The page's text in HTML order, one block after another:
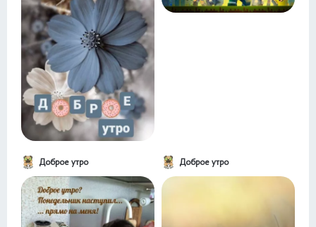
Доброе утро Доброе утро